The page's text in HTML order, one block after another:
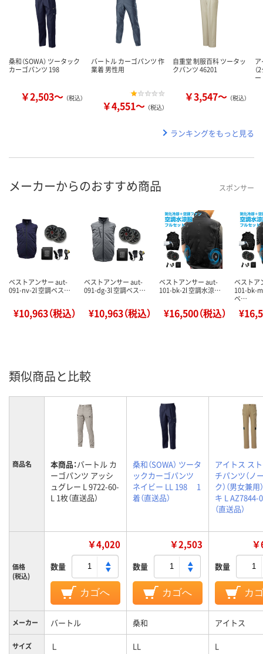
桑和（SOWA） ツータック
カーゴパンツ 198
￥2,503～ （税込）
バートル カーゴパンツ 作
業着 男性用
￥4,551～ （税込）
自重堂 制服百科 ツータッ
クパンツ 46201
￥3,547～ （税込）
ランキングをもっと見る
メーカーからのおすすめ商品 スポンサー
ベストアンサー aut-
091-nv-2l 空調ベス…
¥10,963（税込）
ベストアンサー aut-
091-dg-3l 空調ベス…
¥10,963（税込）
ベストアンサー aut-
101-bk-2l 空調水涼…
¥16,500（税込）
ベストア
101-bk-
ベ…
類似商品と比較
商品名 本商品：バートル カ
ーゴパンツ アッシ
ュグレー L 9722-60-
L 1枚（直送品）
桑和（SOWA） ツータ
ックカーゴパンツ
ネイビー LL 198 1
着（直送品）
アイトス ス
チパンツ（ノ
ク）（男女兼用
キ L AZ7844-
（直送品）
価格
(税込)
￥4,020
数量
カゴへ
￥2,503
数量
カゴへ
数量
カ
メーカー バートル 桑和 アイトス
サイズ Ｌ LL L